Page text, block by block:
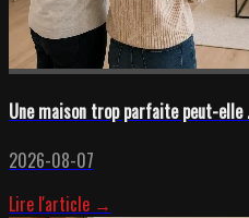
Une maison trop parfaite peut-elle
2026-08-07
Lire l'article →